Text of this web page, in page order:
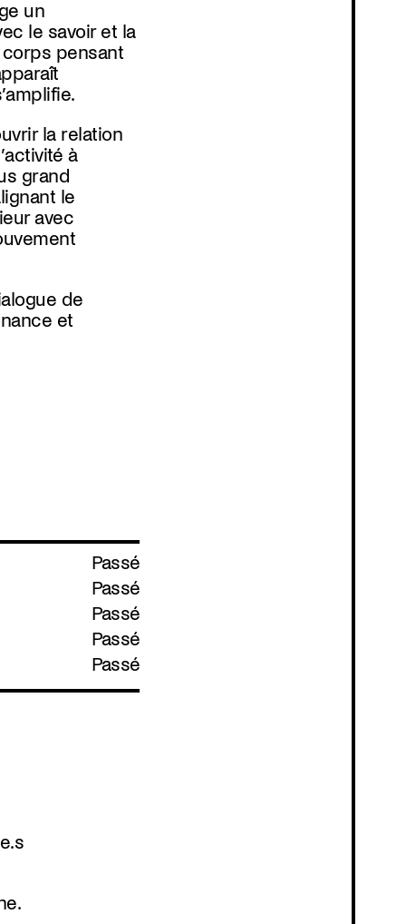
un
le savoir et la
pensant
la relation
à
grand
le
avec
de
et
Passé
Passé
Passé
Passé
Passé